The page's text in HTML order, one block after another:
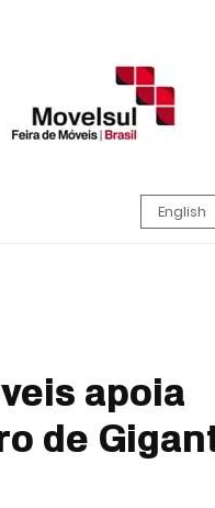
English
apoia
de